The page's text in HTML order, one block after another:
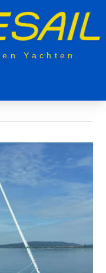
Yachten